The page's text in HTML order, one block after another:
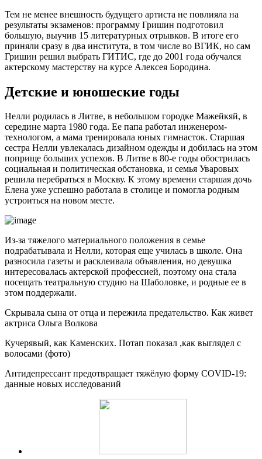
Тем не менее внешность будущего артиста не повлияла на
результаты экзаменов: программу Гришин подготовил
большую, выучив 15 литературных отрывков. В итоге его
приняли сразу в два института, в том числе во ВГИК, но сам
Гришин решил выбрать ГИТИС, где до 2001 года обучался
актерскому мастерству на курсе Алексея Бородина.
Детские и юношеские годы
Нелли родилась в Литве, в небольшом городке Мажейкяй, в
середине марта 1980 года. Ее папа работал инженером-
технологом, а мама тренировала юных гимнасток. Старшая
сестра Нелли увлекалась дизайном одежды и добилась на этом
поприще больших успехов. В Литве в 80-е годы обострилась
социальная и политическая обстановка, и семья Уваровых
решила перебраться в Москву. К этому времени старшая дочь
Елена уже успешно работала в столице и помогла родным
устроиться на новом месте.
Из-за тяжелого материального положения в семье
подрабатывала и Нелли, которая еще училась в школе. Она
разносила газеты и расклеивала объявления, но девушка
интересовалась актерской профессией, поэтому она стала
посещать театральную студию на Шаболовке, и родные ее в
этом поддержали.
Скрывала сына от отца и пережила предательство. Как живет
актриса Ольга Волкова
Кучерявый, как Каменских. Потап показал ,как выглядел с
волосами (фото)
Антидепрессант предотвращает тяжёлую форму COVID-19:
данные новых исследований